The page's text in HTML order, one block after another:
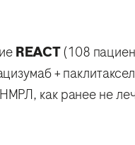
REACT(108
+
как ранее не